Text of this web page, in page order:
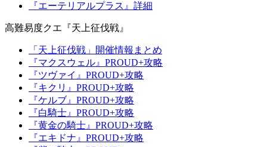
『エーテリアルプラス』詳細
高難易度クエ『天上征伐戦』
「天上征伐戦」開催情報まとめ
『マクスウェル』PROUD+攻略
『ツヴァイ』PROUD+攻略
『キクリ』PROUD+攻略
『ケルブ』PROUD+攻略
『白騎士』PROUD+攻略
『黄金の騎士』PROUD+攻略
『エキドナ』PROUD+攻略